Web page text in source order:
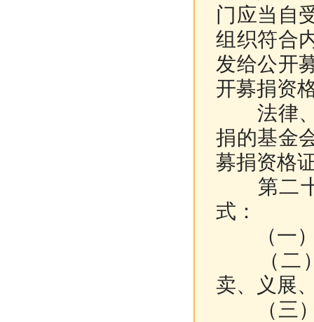
门应当自
组织符合
发给公开
开募捐资
法律、
捐的基金
募捐资格
第二十
式：
（一）
（二）
卖、义展
（三）